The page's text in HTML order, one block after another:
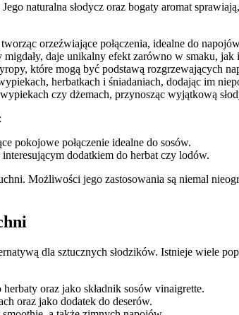
naturalna słodycz oraz bogaty aromat
orzeźwiające​ połączenia, idealne do
daje unikalny ⁣efekt zarówno w⁢ smaku,
które mogą być podstawą rozgrzewających​
herbatkach i śniadaniach, dodając im
czy dżemach, przynosząc wyjątkową‍
pokojowe połączenie⁣ idealne do sosów.
⁤dodatkiem do‍ herbat czy lodów.
Możliwości jego ⁣zastosowania​ są niemal
dla sztucznych słodzików. Istnieje wiele
oraz jako składnik sosów vinaigrette.
oraz⁤ jako dodatek ‌do​ deserów.